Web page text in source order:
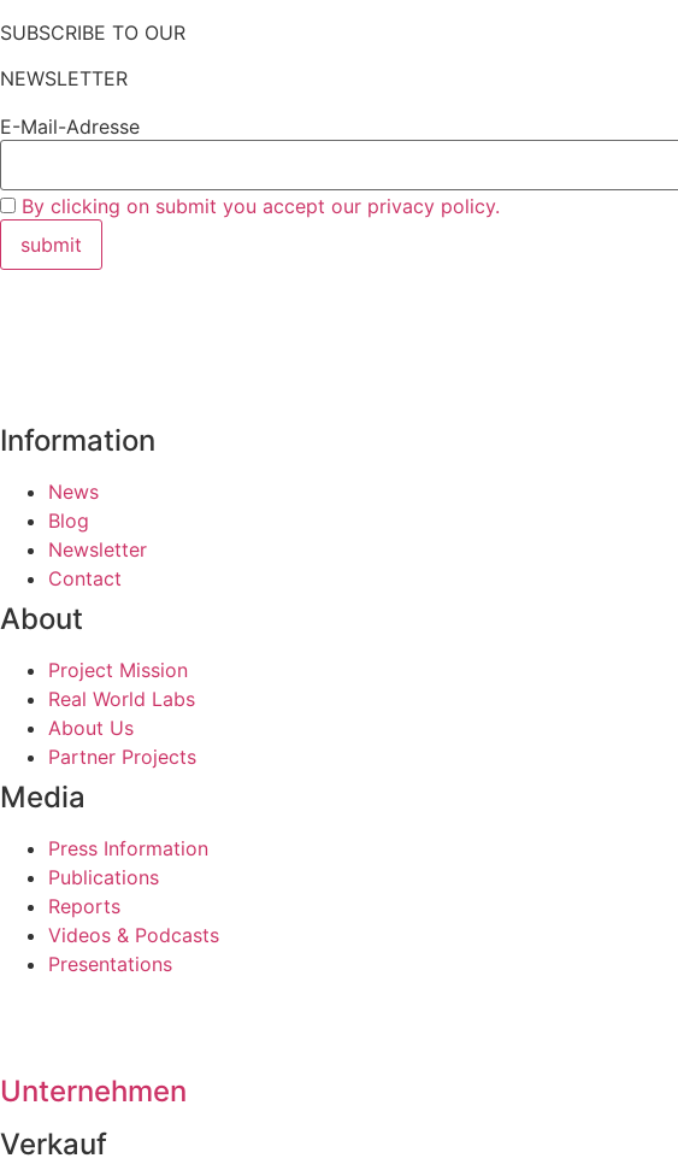
SUBSCRIBE TO OUR
NEWSLETTER
E-Mail-Adresse
By clicking on submit you accept our privacy policy.
Information
News
Blog
Newsletter
Contact
About
Project Mission
Real World Labs
About Us
Partner Projects
Media
Press Information
Publications
Reports
Videos & Podcasts
Presentations
Unternehmen
Verkauf